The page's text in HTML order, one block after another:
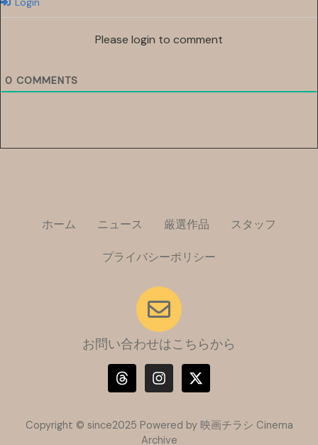
Please login to comment
0 COMMENTS
ホーム ニュース 厳選作品 スタッフ
プライバシーポリシー
お問い合わせはこちらから
T
h
r
a
d
I
n
s
g
X
-
t
t
Copyright © since2025 Powered by 映画チラシ Cinema
Archive